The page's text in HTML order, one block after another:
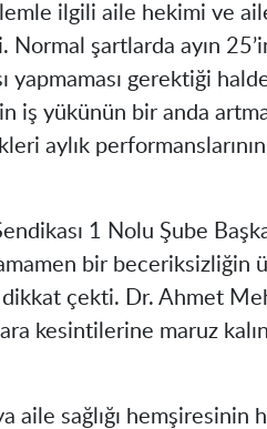
ilgili aile hekimi ve
Normal şartlarda ayın
yapmaması gerektiği
iş yükünün bir anda
aylık performanslarının
1 Nolu Şube
bir beceriksizliğin
çekti. Dr. Ahmet
kesintilerine maruz
aile sağlığı hemşiresinin